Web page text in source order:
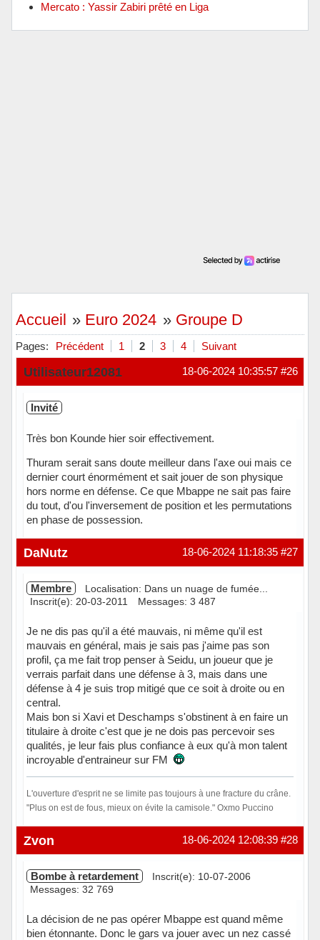
Mercato : Yassir Zabiri prêté en Liga
Accueil » Euro 2024 » Groupe D
Pages: Précédent 1 2 3 4 Suivant
#26
18-06-2024 10:35:57
Utilisateur12081
Invité
Très bon Kounde hier soir effectivement.
Thuram serait sans doute meilleur dans l'axe oui mais ce
dernier court énormément et sait jouer de son physique
hors norme en défense. Ce que Mbappe ne sait pas faire
du tout, d'ou l'inversement de position et les permutations
en phase de possession.
#27
18-06-2024 11:18:35
DaNutz
Membre
Localisation: Dans un nuage de fumée...
Inscrit(e): 20-03-2011
Messages: 3 487
Je ne dis pas qu'il a été mauvais, ni même qu'il est
mauvais en général, mais je sais pas j'aime pas son
profil, ça me fait trop penser à Seidu, un joueur que je
verrais parfait dans une défense à 3, mais dans une
défense à 4 je suis trop mitigé que ce soit à droite ou en
central.
Mais bon si Xavi et Deschamps s'obstinent à en faire un
titulaire à droite c'est que je ne dois pas percevoir ses
qualités, je leur fais plus confiance à eux qu'à mon talent
incroyable d'entraineur sur FM
L'ouverture d'esprit ne se limite pas toujours à une fracture du crâne.
"Plus on est de fous, mieux on évite la camisole." Oxmo Puccino
Hors ligne #28
18-06-2024 12:08:39
Zvon
Bombe à retardement
Inscrit(e): 10-07-2006
Messages: 32 769
La décision de ne pas opérer Mbappe est quand même
bien étonnante. Donc le gars va jouer avec un nez cassé